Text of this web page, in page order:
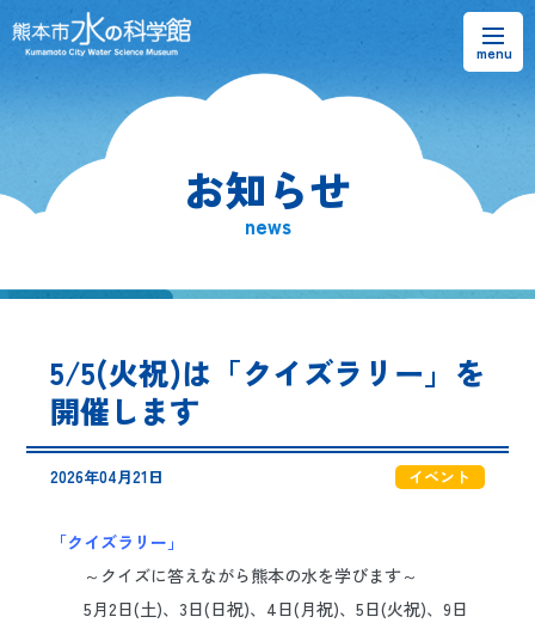
熊本市水の科学館とは
水のラーニングフィールド
お問い合わせ
日本語
お知らせ
news
5/5(火祝)は「クイズラリー」を
開催します
2026年04月21日 イベント
「クイズラリー」
～クイズに答えながら熊本の水を学びます～
5月2日(土)、3日(日祝)、4日(月祝)、5日(火祝)、9日